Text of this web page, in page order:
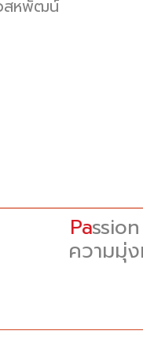
วสหพัฒน์
Pa
ความมุ่